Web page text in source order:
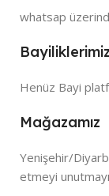
whatsap
Bayiliklerimiz
Henüz Bayi
Mağazamız
Yenişehir/
etmeyi